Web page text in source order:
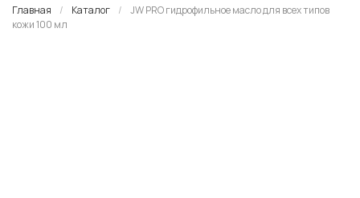
Главная Каталог
JW PRO гидрофильное масло для всех типов
кожи 100 мл